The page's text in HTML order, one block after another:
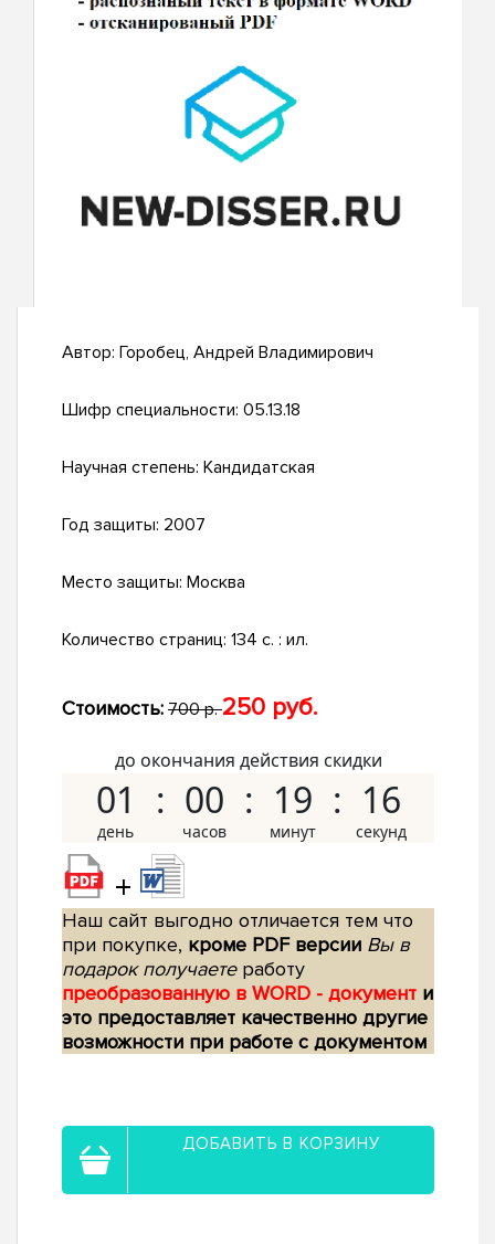
Автор: Горобец, Андрей Владимирович
Шифр специальности: 05.13.18
Научная степень: Кандидатская
Год защиты: 2007
Место защиты: Москва
Количество страниц: 134 с. : ил.
Стоимость: 700 р.250 руб.
до окончания действия скидки
01 00 19 15
+
Наш сайт выгодно отличается тем что
при покупке, кроме PDF версии Вы в
подарок получаетеработу
преобразованную в WORD - документ и
это предоставляет качественно другие
возможности при работе с документом
ДОБАВИТЬ В КОРЗИНУ